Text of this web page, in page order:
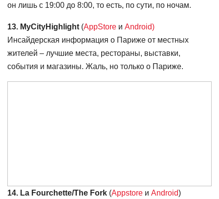
он лишь с 19:00 до 8:00, то есть, по сути, по ночам.
13. MyCityHighlight (AppStore и Android)
Инсайдерская информация о Париже от местных
жителей – лучшие места, рестораны, выставки,
события и магазины. Жаль, но только о Париже.
14. La Fourchette/The Fork (Appstore и Android)